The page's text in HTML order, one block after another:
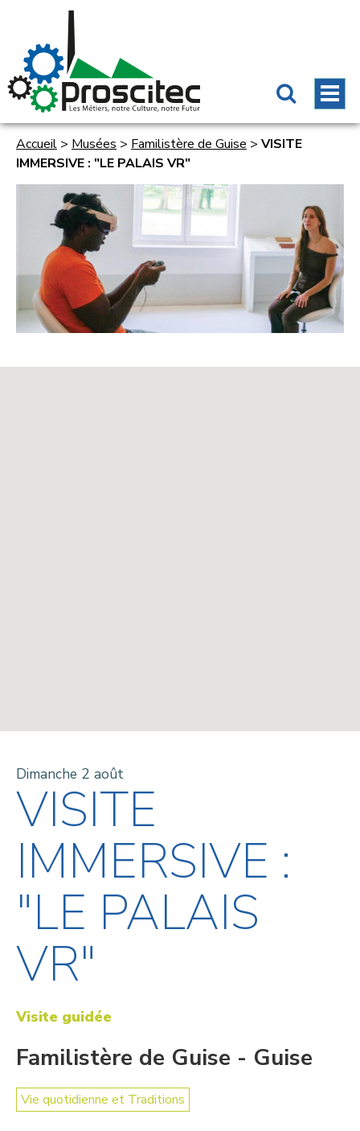
Accueil > Musées > Familistère de Guise > VISITE
IMMERSIVE : "LE PALAIS VR"
Dimanche 2 août
VISITE
IMMERSIVE :
"LE PALAIS
VR"
Visite guidée
Familistère de Guise - Guise
Vie quotidienne et Traditions